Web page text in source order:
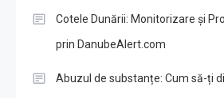
Cotele Dunării: Monitorizare și
prin DanubeAlert.com
Abuzul de substanțe: Cum să-ți